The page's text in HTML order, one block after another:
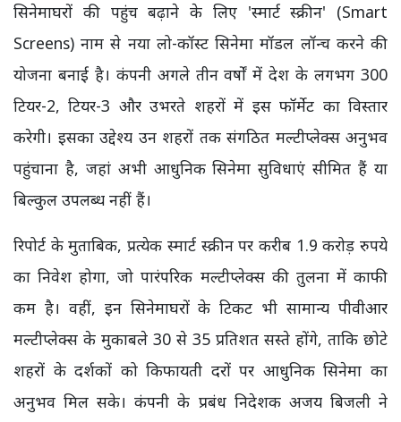
सिनेमाघरों की पहुंच बढ़ाने के लिए 'स्मार्ट स्क्रीन' (Smart
Screens) नाम से नया लो-कॉस्ट सिनेमा मॉडल लॉन्च करने की
योजना बनाई है। कंपनी अगले तीन वर्षों में देश के लगभग 300
टियर-2, टियर-3 और उभरते शहरों में इस फॉर्मेट का विस्तार
करेगी। इसका उद्देश्य उन शहरों तक संगठित मल्टीप्लेक्स अनुभव
पहुंचाना है, जहां अभी आधुनिक सिनेमा सुविधाएं सीमित हैं या
बिल्कुल उपलब्ध नहीं हैं।
रिपोर्ट के मुताबिक, प्रत्येक स्मार्ट स्क्रीन पर करीब 1.9 करोड़ रुपये
का निवेश होगा, जो पारंपरिक मल्टीप्लेक्स की तुलना में काफी
कम है। वहीं, इन सिनेमाघरों के टिकट भी सामान्य पीवीआर
मल्टीप्लेक्स के मुकाबले 30 से 35 प्रतिशत सस्ते होंगे, ताकि छोटे
शहरों के दर्शकों को किफायती दरों पर आधुनिक सिनेमा का
अनुभव मिल सके। कंपनी के प्रबंध निदेशक अजय बिजली ने